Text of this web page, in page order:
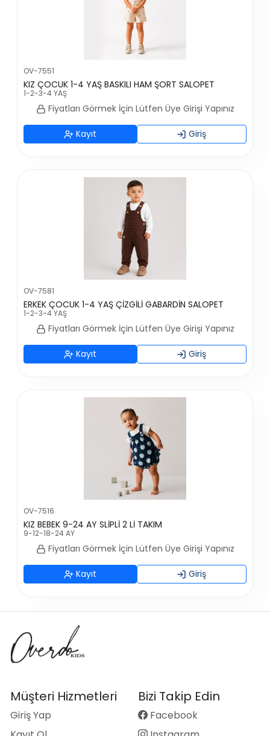
OV-7551
KIZ ÇOCUK 1-4 YAŞ BASKILI HAM ŞORT SALOPET
1-2-3-4 YAŞ
Fiyatları Görmek İçin Lütfen Üye Girişi Yapınız
Kayıt Giriş
OV-7581
ERKEK ÇOCUK 1-4 YAŞ ÇİZGİLİ GABARDİN SALOPET
1-2-3-4 YAŞ
Fiyatları Görmek İçin Lütfen Üye Girişi Yapınız
Kayıt Giriş
OV-7516
KIZ BEBEK 9-24 AY SLİPLİ 2 Lİ TAKIM
9-12-18-24 AY
Fiyatları Görmek İçin Lütfen Üye Girişi Yapınız
Kayıt Giriş
Müşteri Hizmetleri
Giriş Yap
Bizi Takip Edin
Facebook